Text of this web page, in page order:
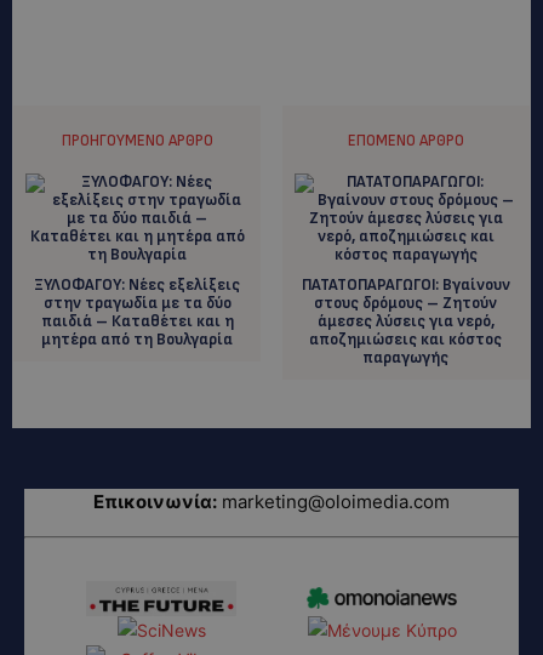
ΠΡΟΗΓΟΎΜΕΝΟ ΆΡΘΡΟ
ΞΥΛΟΦΑΓΟΥ: Νέες εξελίξεις
στην τραγωδία με τα δύο
παιδιά – Καταθέτει και η
μητέρα από τη Βουλγαρία
ΕΠΌΜΕΝΟ ΆΡΘΡΟ
ΠΑΤΑΤΟΠΑΡΑΓΩΓΟΙ: Βγαίνουν
στους δρόμους – Ζητούν
άμεσες λύσεις για νερό,
αποζημιώσεις και κόστος
παραγωγής
Επικοινωνία: marketing@oloimedia.com